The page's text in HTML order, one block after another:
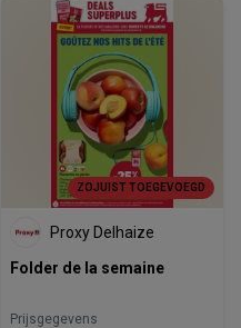
ZOJUIST TOEGEVOEGD
Proxy Delhaize
Folder de la semaine
Prijsgegevens